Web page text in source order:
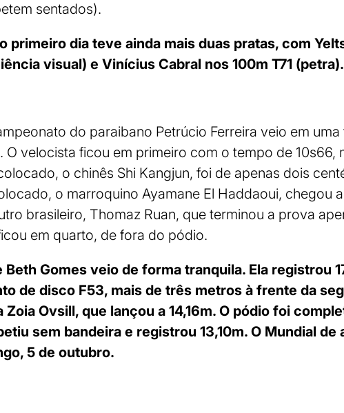
sentados).
primeiro dia teve ainda mais duas pratas, com
visual) e Vinícius Cabral nos 100m T71 (petra).
do paraibano Petrúcio Ferreira veio em
O velocista ficou em primeiro com o tempo de 10s66,
o chinês Shi Kangjun, foi de apenas dois
o marroquino Ayamane El Haddaoui, chegou
brasileiro, Thomaz Ruan, que terminou a prova
em quarto, de fora do pódio.
Beth Gomes veio de forma tranquila. Ela registrou
de disco F53, mais de três metros à frente da
Zoia Ovsill, que lançou a 14,16m. O pódio foi
sem bandeira e registrou 13,10m. O Mundial
5 de outubro.